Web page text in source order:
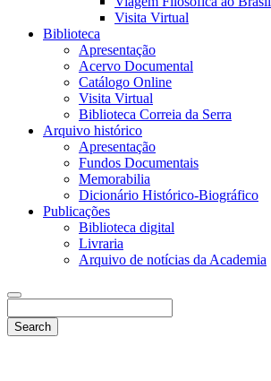
Visita Virtual
Biblioteca
Apresentação
Acervo Documental
Catálogo Online
Visita Virtual
Biblioteca Correia da Serra
Arquivo histórico
Apresentação
Fundos Documentais
Memorabilia
Dicionário Histórico-Biográfico
Publicações
Biblioteca digital
Livraria
Arquivo de notícias da Academia